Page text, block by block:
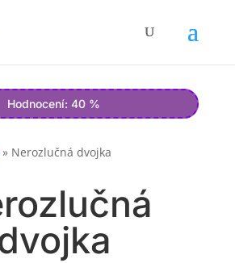
Hodnocení: 40 %
Nerozlučná dvojka